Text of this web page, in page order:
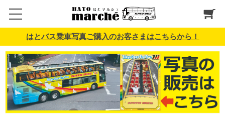
はとバス乗車写真ご購入のお客さまはこちらから！